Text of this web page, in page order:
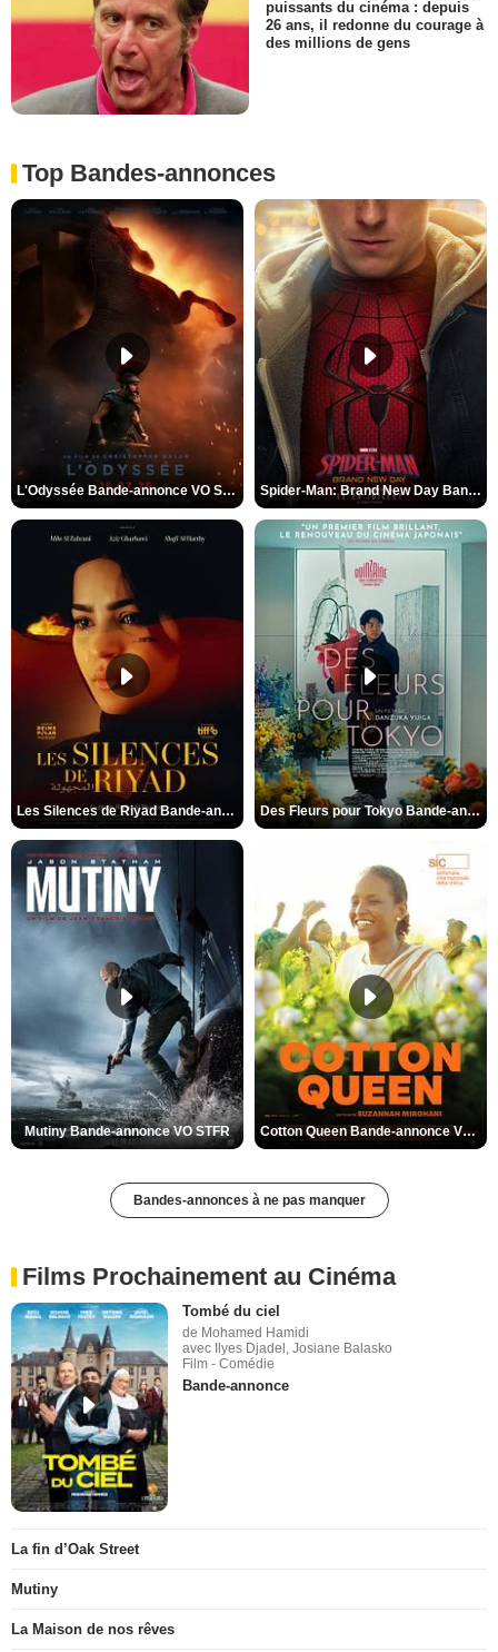
puissants du cinéma : depuis
26 ans, il redonne du courage à
des millions de gens
Top Bandes-annonces
L'Odyssée Bande-annonce VO STFR Spider-Man: Brand New Day Bande-annonce VO STFR
Les Silences de Riyad Bande-annonce VO STFR Des Fleurs pour Tokyo Bande-annonce VO STFR
Mutiny Bande-annonce VO STFR Cotton Queen Bande-annonce VO STFR
Bandes-annonces à ne pas manquer
Films Prochainement au Cinéma
Tombé du ciel
de Mohamed Hamidi
avec Ilyes Djadel, Josiane Balasko
Film - Comédie
Bande-annonce
La fin d’Oak Street
Mutiny
La Maison de nos rêves